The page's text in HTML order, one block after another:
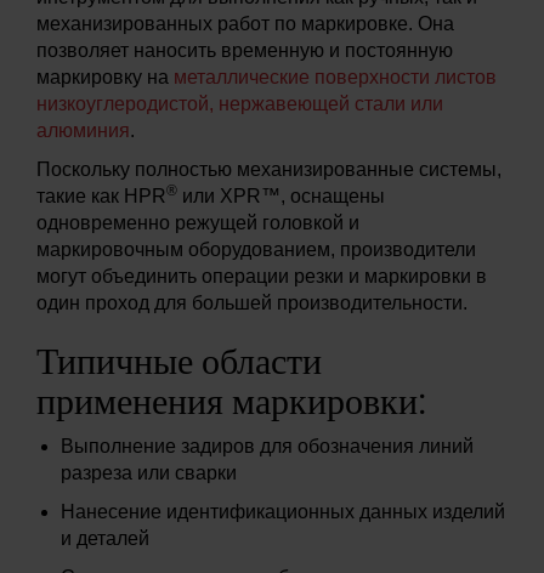
механизированных работ по маркировке. Она
позволяет наносить временную и постоянную
маркировку на металлические поверхности листов
низкоуглеродистой, нержавеющей стали или
алюминия.
Поскольку полностью механизированные системы,
такие как HPR® или XPR™, оснащены
одновременно режущей головкой и
маркировочным оборудованием, производители
могут объединить операции резки и маркировки в
один проход для большей производительности.
Типичные области
применения маркировки:
Выполнение задиров для обозначения линий
разреза или сварки
Нанесение идентификационных данных изделий
и деталей